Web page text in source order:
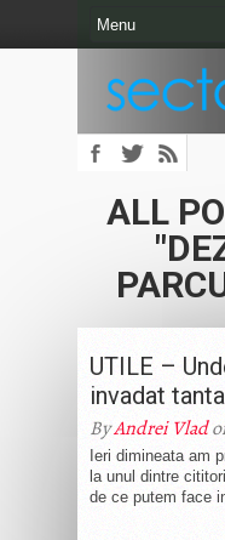
ALL
UTILE –
invadat
ByAndrei Vlad
Ieri dimineata am
la unul dintre
de ce putem face